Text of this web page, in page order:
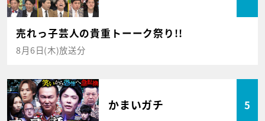
売れっ子芸人の貴重トーーク祭り!!
8月6日(木)放送分
かまいガチ 5